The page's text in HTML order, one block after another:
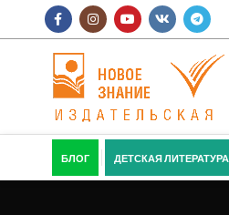
БЛОГ ДЕТСКАЯ ЛИТЕРАТУРА